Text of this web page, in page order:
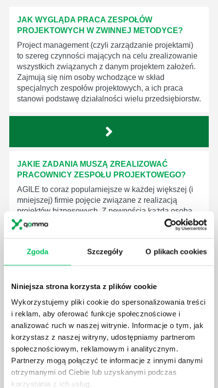
Zgoda Szczegóły O plikach cookies
Niniejsza strona korzysta z plików cookie
Wykorzystujemy pliki cookie do spersonalizowania treści
i reklam, aby oferować funkcje społecznościowe i
analizować ruch w naszej witrynie. Informacje o tym, jak
korzystasz z naszej witryny, udostępniamy partnerom
społecznościowym, reklamowym i analitycznym.
Partnerzy mogą połączyć te informacje z innymi danymi
otrzymanymi od Ciebie lub uzyskanymi podczas
korzystania z ich usług.
JAK WYGLĄDA PRACA ZESPOŁÓW
PROJEKTOWYCH W ZWINNEJ METODYCE?
Project management (czyli zarządzanie projektami)
to szereg czynności mających na celu zrealizowanie
wszystkich związanych z danym projektem założeń.
Zajmują się nim osoby wchodzące w skład
specjalnych zespołów projektowych, a ich praca
stanowi podstawę działalności wielu przedsiębiorstw.
JAKIE ZADANIA MUSZĄ ZREALIZOWAĆ
PRACOWNICY ZESPOŁU PROJEKTOWEGO?
AGILE to coraz popularniejsze w każdej większej (i
mniejszej) firmie pojęcie związane z realizacją
projektów biznesowych. Z pewnością każda osoba
zatrudniona w takim miejscu choć raz się z nim
spotkała.
JAKIE UMIEJĘTNOŚCI MENEDŻERSKIE
POWINIEN MIEĆ BRYGADZISTA?
Nawet zespół złożony z doskonale wykształconych i
kompetentnych pracowników nie będzie w stanie
sprawnie realizować swoich zadań, jeśli zabraknie w
nim odpowiedniego kierownictwa. Zawsze
niezbędna jest osoba nadzorująca wszystkie
czynności wykonywane przez pracowników.